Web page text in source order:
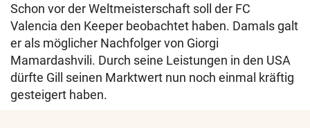
Schon vor der Weltmeisterschaft soll der FC
Valencia den Keeper beobachtet haben. Damals galt
er als möglicher Nachfolger von Giorgi
Mamardashvili. Durch seine Leistungen in den USA
dürfte Gill seinen Marktwert nun noch einmal kräftig
gesteigert haben.